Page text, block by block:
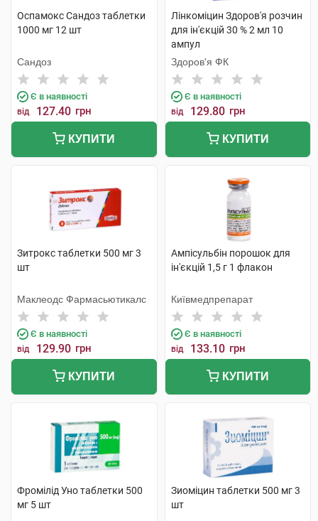
Оспамокс Сандоз таблетки
1000 мг 12 шт
Сандоз
Є в наявності
від 127.40 грн
КУПИТИ
Лінкоміцин Здоров'я розчин
для ін'єкцій 30 % 2 мл 10
ампул
Здоров'я ФК
Є в наявності
від 129.80 грн
КУПИТИ
Зитрокс таблетки 500 мг 3
шт
Маклеодс Фармасьютикалс
Є в наявності
від 129.90 грн
КУПИТИ
Ампісульбін порошок для
ін'єкцій 1,5 г 1 флакон
Київмедпрепарат
Є в наявності
від 133.10 грн
КУПИТИ
Фромілід Уно таблетки 500
мг 5 шт
Зиоміцин таблетки 500 мг 3
шт